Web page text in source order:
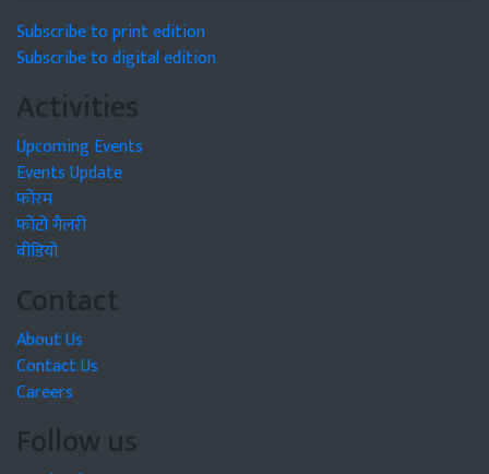
Subscribe to print edition
Subscribe to digital edition
Activities
Upcoming Events
Events Update
फोरम
फोटो गैलरी
वीडियो
Contact
About Us
Contact Us
Careers
Follow us